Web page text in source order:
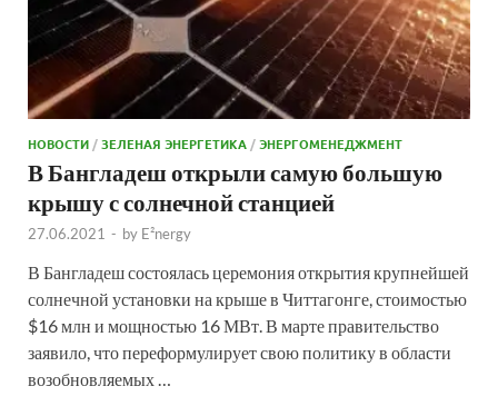
НОВОСТИ /ЗЕЛЕНАЯ ЭНЕРГЕТИКА /ЭНЕРГОМЕНЕДЖМЕНТ
В Бангладеш открыли самую большую
крышу с солнечной станцией
27.06.2021 - by E²nergy
В Бангладеш состоялась церемония открытия крупнейшей
солнечной установки на крыше в Читтагонге, стоимостью
$16 млн и мощностью 16 МВт. В марте правительство
заявило, что переформулирует свою политику в области
возобновляемых …